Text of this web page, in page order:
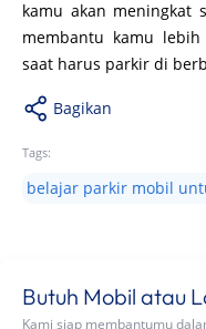
kamu akan meningkat
membantu kamu
saat harus parkir di
Bagikan
Tags:
belajar parkir mobil
Butuh Mobil atau
Kami siap membantumu